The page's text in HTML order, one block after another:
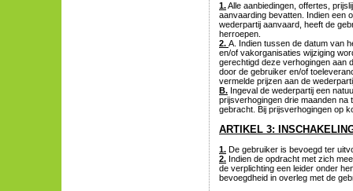
1.Alle aanbiedingen, offertes,
aanvaarding bevatten. Indien een
wederpartij aanvaard, heeft de
herroepen.
2. A. Indien tussen de datum van
en/of vakorganisaties wijziging
gerechtigd deze verhogingen aan
door de gebruiker en/of
vermelde prijzen aan de
B. Ingeval de wederpartij een
prijsverhogingen drie maanden
gebracht. Bij prijsverhogingen op
ARTIKEL 3:
1. De gebruiker is bevoegd ter
2. Indien de opdracht met zich
de verplichting een leider onder
bevoegdheid in overleg met de